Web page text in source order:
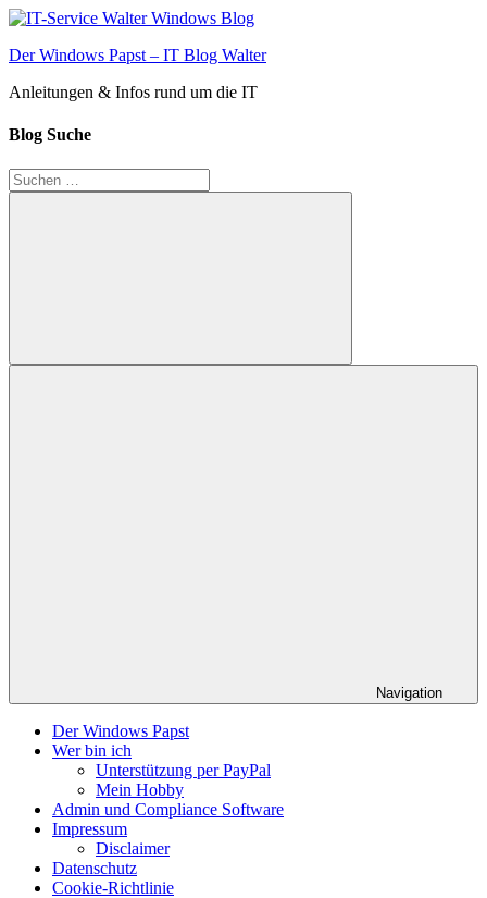
Zum
springen
Der Windows Papst – IT Blog Walter
Anleitungen & Infos rund um die IT
Blog Suche
Suchen
nach:
Suchen
Navigation
Der Windows Papst
Wer bin ich
Unterstützung per PayPal
Mein Hobby
Admin und Compliance Software
Impressum
Disclaimer
Datenschutz
Cookie-Richtlinie